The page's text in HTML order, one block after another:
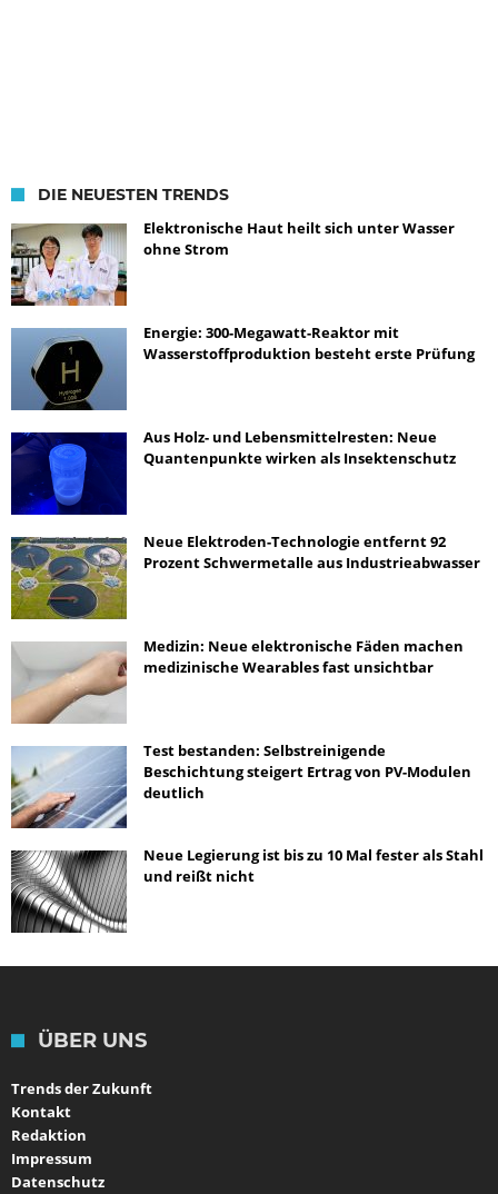
DIE NEUESTEN TRENDS
Elektronische Haut heilt sich unter Wasser
ohne Strom
Energie: 300-Megawatt-Reaktor mit
Wasserstoffproduktion besteht erste Prüfung
Aus Holz- und Lebensmittelresten: Neue
Quantenpunkte wirken als Insektenschutz
Neue Elektroden-Technologie entfernt 92
Prozent Schwermetalle aus Industrieabwasser
Medizin: Neue elektronische Fäden machen
medizinische Wearables fast unsichtbar
Test bestanden: Selbstreinigende
Beschichtung steigert Ertrag von PV-Modulen
deutlich
Neue Legierung ist bis zu 10 Mal fester als Stahl
und reißt nicht
ÜBER UNS
Trends der Zukunft
Kontakt
Redaktion
Impressum
Datenschutz